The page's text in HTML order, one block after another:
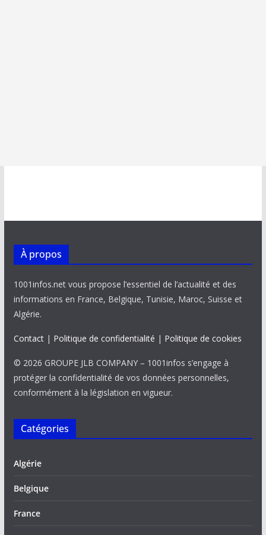
À propos
1001infos.net vous propose l’essentiel de l’actualité et des
informations en France, Belgique, Tunisie, Maroc, Suisse et
Algérie.
Contact| Politique de confidentialité | Politique de cookies
© 2026 GROUPE JLB COMPANY – 1001infos s’engage à
protéger la confidentialité de vos données personnelles,
conformément à la législation en vigueur.
Catégories
Algérie
Belgique
France